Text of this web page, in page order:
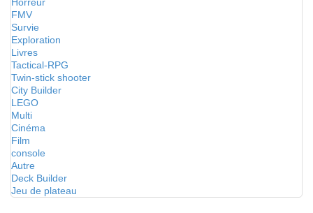
FMV
Survie
Exploration
Livres
Tactical-RPG
Twin-stick shooter
City Builder
LEGO
Multi
Cinéma
Film
console
Autre
Deck Builder
Jeu de plateau